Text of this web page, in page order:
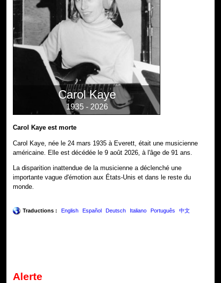
Carol Kaye
1935 - 2026
Carol Kaye est morte
Carol Kaye, née le 24 mars 1935 à Everett, était une musicienne
américaine. Elle est décédée le 9 août 2026, à l'âge de 91 ans.
La disparition inattendue de la musicienne a déclenché une
importante vague d'émotion aux États-Unis et dans le reste du
monde.
Traductions : English Español Deutsch Italiano Português 中文
Alerte